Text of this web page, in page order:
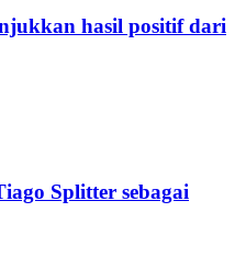
hasil positif dari
Splitter sebagai